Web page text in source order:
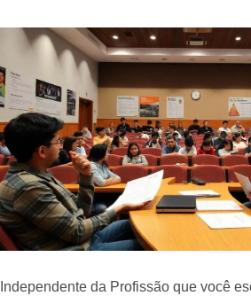
Independente da Profissão que você